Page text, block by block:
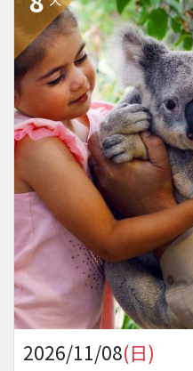
2026/11/08(日)